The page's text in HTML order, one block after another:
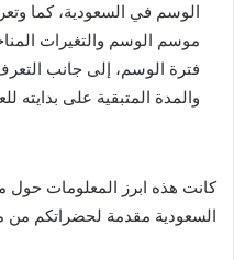
الوسم في السعودية، كما
موسم الوسم والتغيرات
فترة الوسم، إلى جانب
والمدة المتبقية على بدايته
كانت هذه ابرز المعلومات
السعودية مقدمة لحضراتكم من